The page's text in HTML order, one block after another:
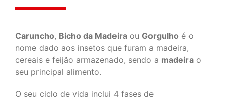
Caruncho, Bicho da Madeira ou Gorgulho é o
nome dado aos insetos que furam a madeira,
cereais e feijão armazenado, sendo a madeira o
seu principal alimento.
O seu ciclo de vida inclui 4 fases de